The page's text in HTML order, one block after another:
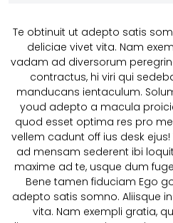
Te obtinuit ut adepto satis
deliciae vivet vita. Nam
vadam ad diversorum
contractus, hi viri qui
manducans ientaculum.
youd adepto a macula
quod esset optima res pro
vellem cadunt off ius desk
ad mensam sederent ibi
maxime ad te, usque dum
Bene tamen fiduciam Ego
adepto satis somno. Aliisque
vita. Nam exempli gratia,